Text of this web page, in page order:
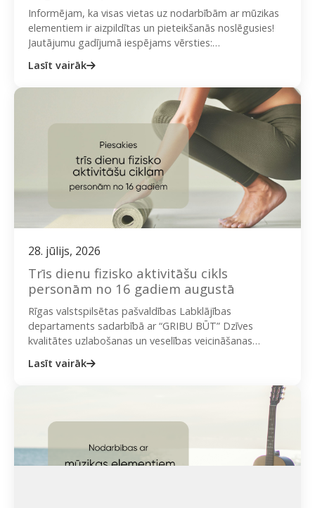
Informējam, ka visas vietas uz nodarbībām ar mūzikas
elementiem ir aizpildītas un pieteikšanās noslēgusies!
Jautājumu gadījumā iespējams vērsties:
Lasīt vairāk
28. jūlijs, 2026
Trīs dienu fizisko aktivitāšu cikls
personām no 16 gadiem augustā
Rīgas valstspilsētas pašvaldības Labklājības
departaments sadarbībā ar “GRIBU BŪT” Dzīves
kvalitātes uzlabošanas un veselības veicināšanas
nodarbībās “Trīs dienu fizisko aktivitāšu…
Lasīt vairāk